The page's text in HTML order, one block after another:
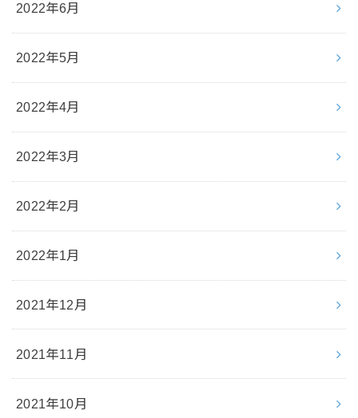
2022年6月
2022年5月
2022年4月
2022年3月
2022年2月
2022年1月
2021年12月
2021年11月
2021年10月